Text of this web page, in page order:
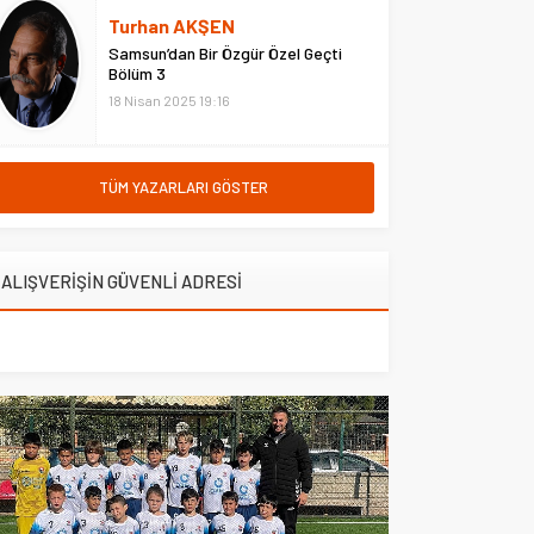
Ağustos 2026 itibarıyla gram,
çeyrek ve Cumhuriyet altını
fiyatları da güncellendi.
Turhan AKŞEN
Samsun’dan Bir Özgür Özel Geçti
Bölüm 3
18 Nisan 2025 19:16
TÜM YAZARLARI GÖSTER
ALIŞVERİŞİN GÜVENLİ ADRESİ